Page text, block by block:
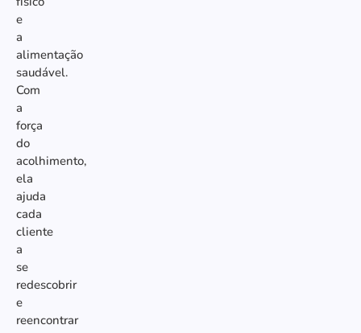
e
a
alimentação
saudável.
Com
a
força
do
acolhimento,
ela
ajuda
cada
cliente
a
se
redescobrir
e
reencontrar